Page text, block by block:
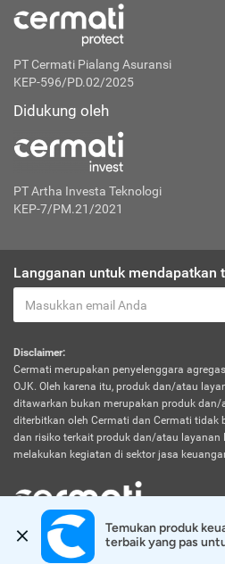
PT Cermati Pialang Asuransi
KEP-596/PD.02/2025
Didukung oleh
PT Artha Investa Teknologi
KEP-7/PM.21/2021
Langganan untuk mendapatkan
Disclaimer:
Cermati merupakan penyelenggara
OJK. Oleh karena itu, produk dan/atau
ditawarkan bukan merupakan produk
diterbitkan oleh Cermati dan Cermati
dan risiko terkait produk dan/atau layanan
melakukan kegiatan di sektor jasa
© 2026 Cermati. All Rights Reserved.
Temukan produk
terbaik yang pas